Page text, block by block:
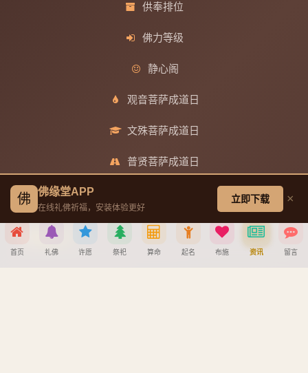
供奉排位
佛力等级
静心阁
观音菩萨成道日
文殊菩萨成道日
普贤菩萨成道日
帮助中心
佛 佛缘堂APP
在线礼佛祈福，安装体验更好
立即下载 ×
首页 礼佛 许愿 祭祀 算命 起名 布施 资讯 留言